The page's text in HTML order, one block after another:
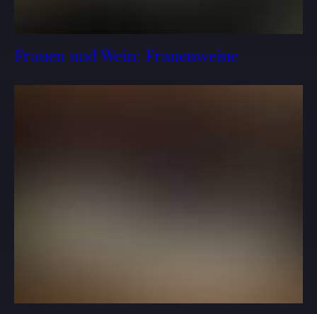
Frauen und Wein: Frauenweine